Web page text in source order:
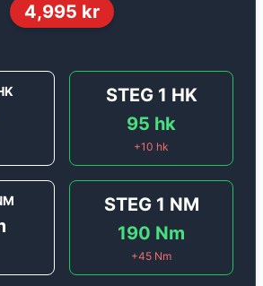
4,995 kr
STEG 1 HK
95 hk
+10 hk
STEG 1 NM
190 Nm
+45 Nm